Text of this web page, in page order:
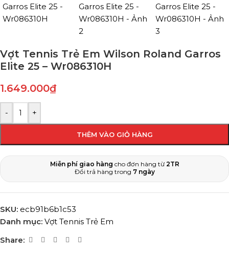
Vợt Tennis Trẻ Em Wilson Roland Garros
Elite 25 – Wr086310H
1.649.000₫
- +
THÊM VÀO GIỎ HÀNG
Miễn phí giao hàng cho đơn hàng từ 2TR
Đổi trả hàng trong 7 ngày
SKU: ecb91b6b1c53
Danh mục: Vợt Tennis Trẻ Em
Share: